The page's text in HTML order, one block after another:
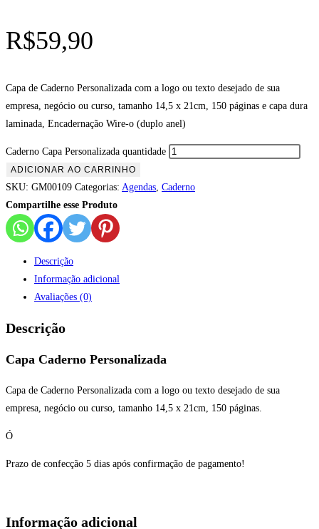
R$59,90
Capa de Caderno Personalizada com a logo ou texto desejado de sua
empresa, negócio ou curso, tamanho 14,5 x 21cm, 150 páginas e capa dura
laminada, Encadernação Wire-o (duplo anel)
Caderno Capa Personalizada quantidade
ADICIONAR AO CARRINHO
SKU: GM00109 Categorias: Agendas Caderno
Compartilhe esse Produto
Descrição
Informação adicional
Avaliações (0)
Descrição
Capa Caderno Personalizada
Capa de Caderno Personalizada com a logo ou texto desejado de sua
empresa, negócio ou curso, tamanho 14,5 x 21cm, 150 páginas.
Ó
Prazo de confecção 5 dias após confirmação de pagamento!
Informação adicional